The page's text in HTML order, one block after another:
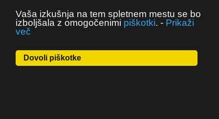
Vaša izkušnja na tem spletnem mestu se bo
izboljšala z omogočenimi piškotki. - Prikaži
več
Dovoli piškotke